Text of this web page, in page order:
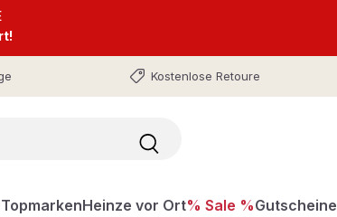
Kostenlose Retoure
TopmarkenHeinze vor Ort% Sale %Gutscheine